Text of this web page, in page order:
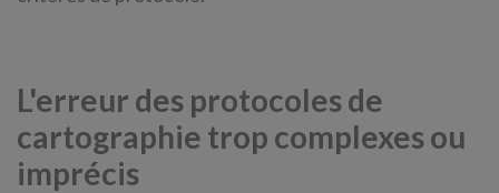
L'erreur des protocoles de
cartographie trop complexes ou
imprécis